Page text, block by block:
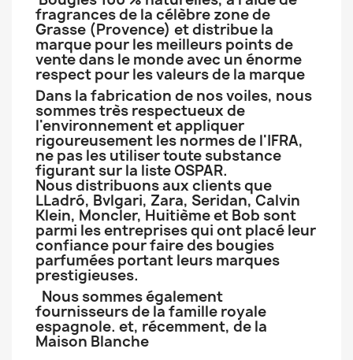
fragrances de la célèbre zone de
Grasse (Provence) et distribue la
marque pour les meilleurs points de
vente dans le monde avec un énorme
respect pour les valeurs de la marque
Dans la fabrication de nos voiles, nous
sommes très respectueux de
l'environnement et appliquer
rigoureusement les normes de l'IFRA,
ne pas les utiliser toute substance
figurant sur la liste OSPAR.
Nous distribuons aux clients que
LLadró, Bvlgari, Zara, Seridan, Calvin
Klein, Moncler, Huitième et Bob sont
parmi les entreprises qui ont placé leur
confiance pour faire des bougies
parfumées portant leurs marques
prestigieuses.
Nous sommes également
fournisseurs de la famille royale
espagnole. et, récemment, de la
Maison Blanche